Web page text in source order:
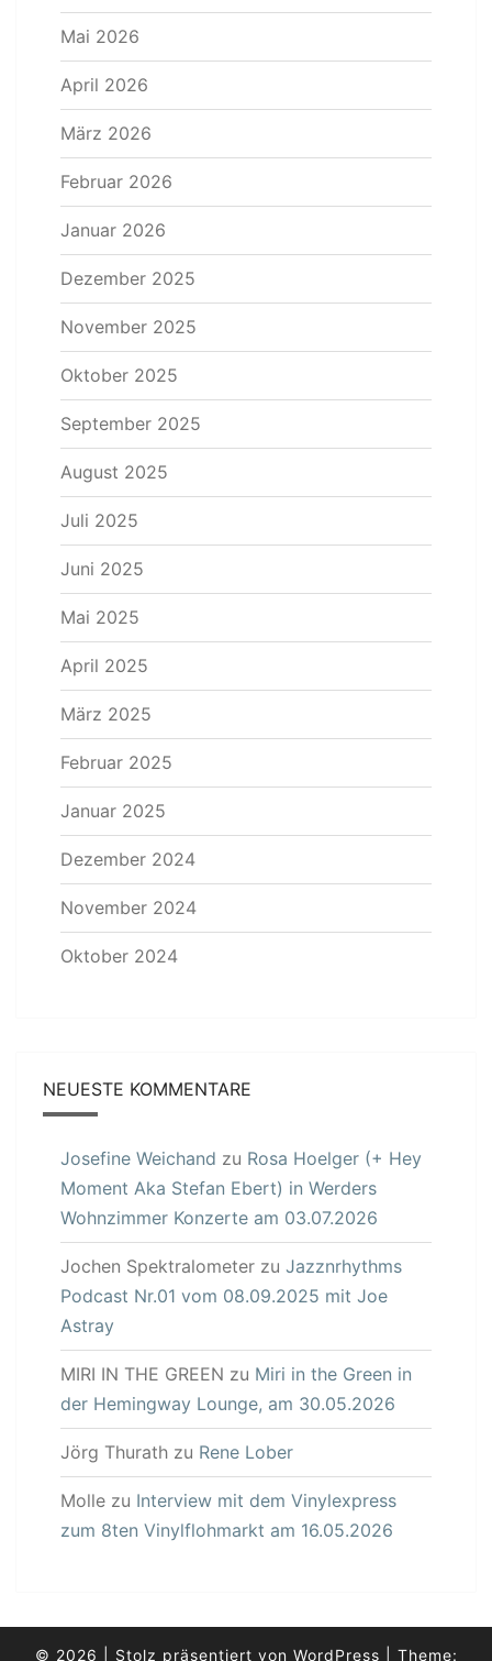
Mai 2026
April 2026
März 2026
Februar 2026
Januar 2026
Dezember 2025
November 2025
Oktober 2025
September 2025
August 2025
Juli 2025
Juni 2025
Mai 2025
April 2025
März 2025
Februar 2025
Januar 2025
Dezember 2024
November 2024
Oktober 2024
NEUESTE KOMMENTARE
Josefine Weichand zu Rosa Hoelger (+ Hey
Moment Aka Stefan Ebert) in Werders
Wohnzimmer Konzerte am 03.07.2026
Jochen Spektralometer zu Jazznrhythms
Podcast Nr.01 vom 08.09.2025 mit Joe
Astray
MIRI IN THE GREEN zu Miri in the Green in
der Hemingway Lounge, am 30.05.2026
Jörg Thurath zu Rene Lober
Molle zu Interview mit dem Vinylexpress
zum 8ten Vinylflohmarkt am 16.05.2026
© 2026 Stolz präsentiert von WordPress Theme: